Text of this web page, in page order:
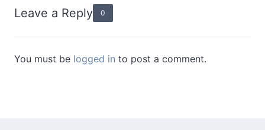
Leave a Reply 0
You must be logged in to post a comment.